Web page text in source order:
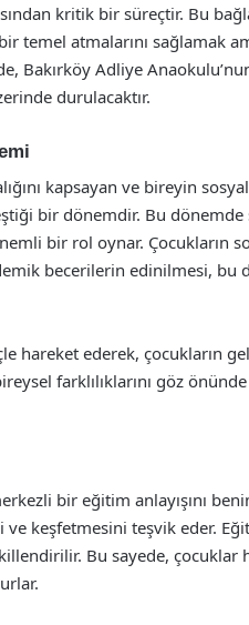
kritik bir süreçtir. Bu
temel atmalarını sağlamak
Bakırköy Adliye
durulacaktır.
kapsayan ve bireyin
bir dönemdir. Bu
bir rol oynar. Çocukların
becerilerin edinilmesi, bu
hareket ederek, çocukların
farklılıklarını göz
bir eğitim anlayışını
ve keşfetmesini teşvik eder.
Bu sayede,